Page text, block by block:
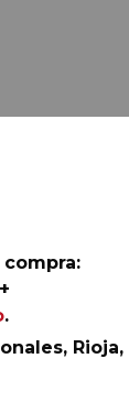
AGR-BU2315
.
Rioja,